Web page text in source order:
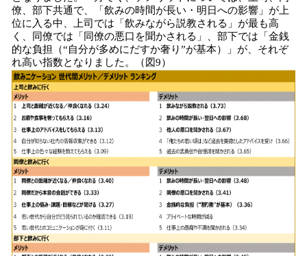
僚、部下共通で、「飲みの時間が長い・明日への影響」が上
位に入る中、上司では「飲みながら説教される」が最も高
く、同僚では「同僚の悪口を聞かされる」、部下では「金銭
的な負担（“自分が多めにだすか奢り”が基本）」が、それぞ
れ高い指数となりました。（図9）